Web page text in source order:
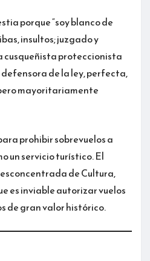
porque “soy blanco de
insultos; juzgado y
cusqueñista proteccionista
de la ley, perfecta,
mayoritariamente
prohibir sobrevuelos a
un servicio turístico. El
de Cultura,
es inviable autorizar vuelos
de gran valor histórico.